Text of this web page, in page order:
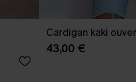
Cardigan kaki
43,00 €